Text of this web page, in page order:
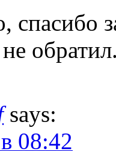
спасибо
says:
08:42